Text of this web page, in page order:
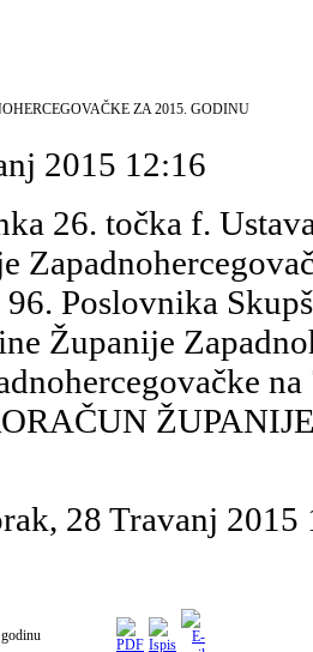
ZA 2015. GODINU
2015 12:16
26. točka f.
Poslovnika
Županije
28 Travanj 2015